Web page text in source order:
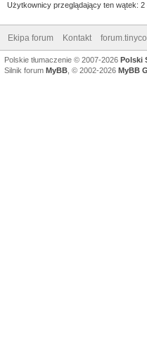
Użytkownicy przeglądający ten wątek: 2
Ekipa forum Kontakt
Polskie tłumaczenie © 2007-2026 Polski
Silnik forum MyBB , © 2002-2026 MyBB